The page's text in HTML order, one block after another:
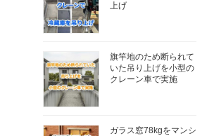
上げ
旗竿地のため断られて
いた吊り上げを小型の
クレーン車で実施
ガラス窓78kgをマンシ